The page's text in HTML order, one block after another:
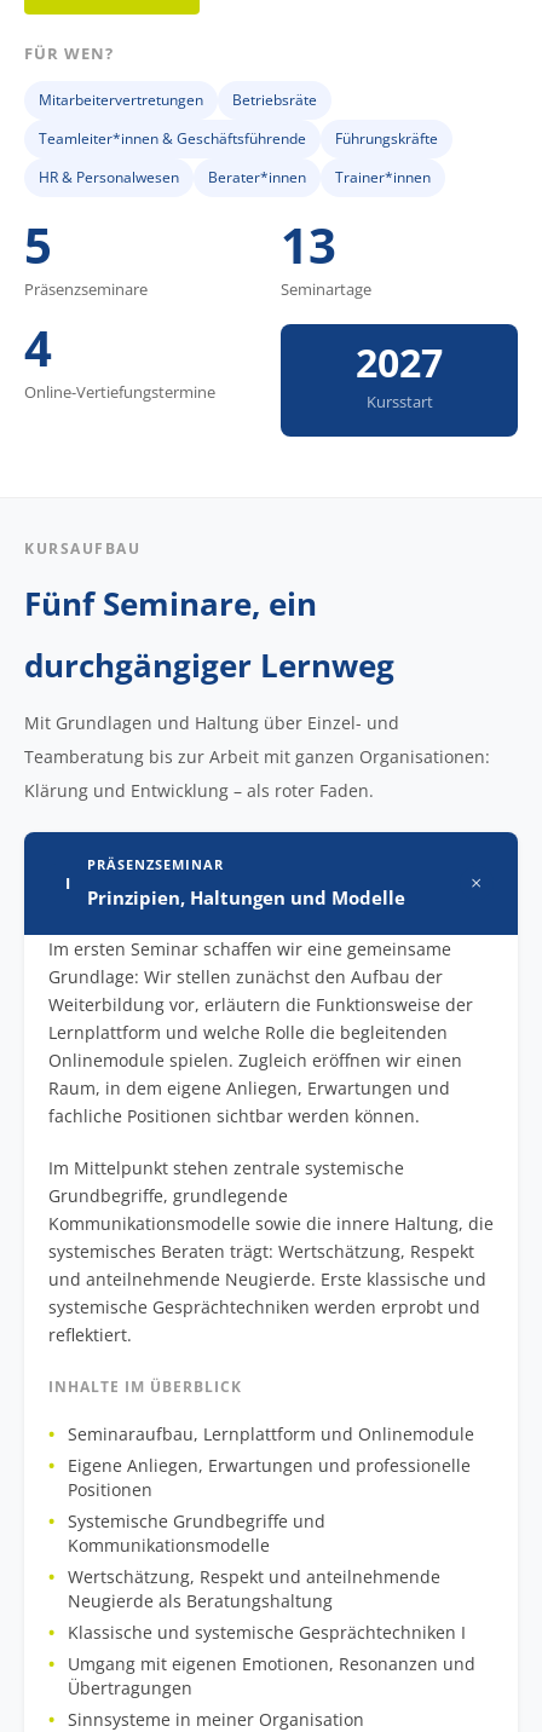
FÜR WEN?
Mitarbeitervertretungen
Betriebsräte
Teamleiter*innen & Geschäftsführende
Führungskräfte
HR & Personalwesen
Berater*innen Trainer*innen
5
Präsenzseminare
13
Seminartage
4
Online-Vertiefungstermine
2027
Kursstart
KURSAUFBAU
Fünf Seminare, ein
durchgängiger Lernweg
Mit Grundlagen und Haltung über Einzel- und
Teamberatung bis zur Arbeit mit ganzen Organisationen:
Klärung und Entwicklung – als roter Faden.
I
PRÄSENZSEMINAR
Prinzipien, Haltungen und Modelle +
Im ersten Seminar schaffen wir eine gemeinsame
Grundlage: Wir stellen zunächst den Aufbau der
Weiterbildung vor, erläutern die Funktionsweise der
Lernplattform und welche Rolle die begleitenden
Onlinemodule spielen. Zugleich eröffnen wir einen
Raum, in dem eigene Anliegen, Erwartungen und
fachliche Positionen sichtbar werden können.
Im Mittelpunkt stehen zentrale systemische
Grundbegriffe, grundlegende
Kommunikationsmodelle sowie die innere Haltung, die
systemisches Beraten trägt: Wertschätzung, Respekt
und anteilnehmende Neugierde. Erste klassische und
systemische Gesprächtechniken werden erprobt und
reflektiert.
INHALTE IM ÜBERBLICK
Seminaraufbau, Lernplattform und Onlinemodule
Eigene Anliegen, Erwartungen und professionelle
Positionen
Systemische Grundbegriffe und
Kommunikationsmodelle
Wertschätzung, Respekt und anteilnehmende
Neugierde als Beratungshaltung
Klassische und systemische Gesprächtechniken I
Umgang mit eigenen Emotionen, Resonanzen und
Übertragungen
Sinnsysteme in meiner Organisation